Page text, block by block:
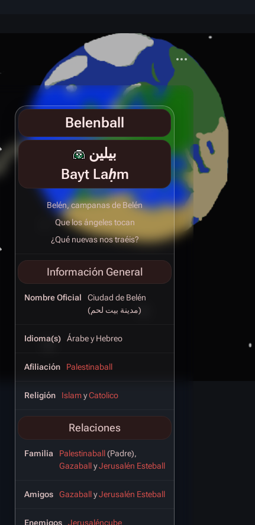
Más acciones
Belenball
بيلين
Bayt Laḥm
Belén, campanas de Belén
Que los ángeles tocan
¿Qué nuevas nos traéis?
Información General
Nombre Oficial
Ciudad de Belén
(مدينة بيت لحم)
Idioma(s) Árabe y Hebreo
Afiliación Palestinaball
Religión IslamyCatolico
Relaciones
Familia Palestinaball(Padre),
GazaballyJerusalén Esteball
Amigos GazaballyJerusalén Esteball
Enemigos Jerusaléncube